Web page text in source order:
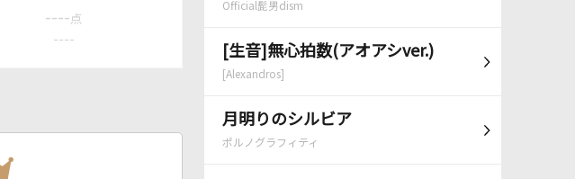
Official髭男dism
[生音]無心拍数(アオアシver.)
[Alexandros]
月明りのシルビア
ポルノグラフィティ
---- 点
----